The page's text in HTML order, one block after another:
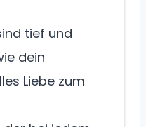
tief und
dein
Liebe zum